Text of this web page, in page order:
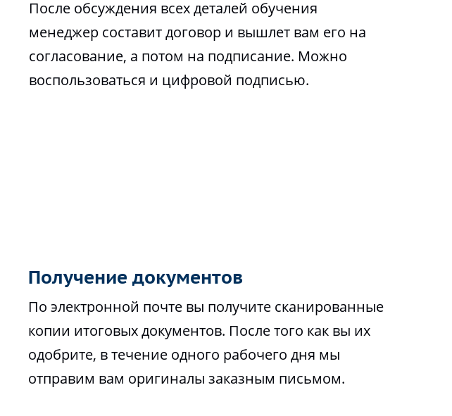
После обсуждения всех деталей обучения
менеджер составит договор и вышлет вам его на
согласование, а потом на подписание. Можно
воспользоваться и цифровой подписью.
Получение документов
По электронной почте вы получите сканированные
копии итоговых документов. После того как вы их
одобрите, в течение одного рабочего дня мы
отправим вам оригиналы заказным письмом.